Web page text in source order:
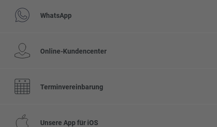
WhatsApp
Online-Kundencenter
Terminvereinbarung
Unsere App für iOS